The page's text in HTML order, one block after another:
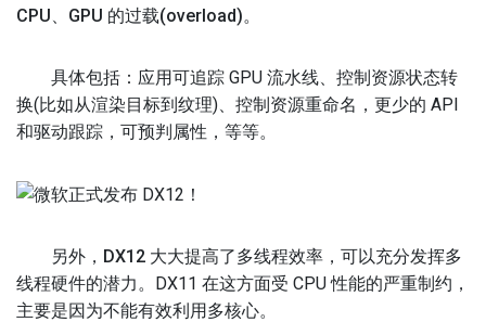
CPU、GPU 的过载(overload)。
具体包括：应用可追踪 GPU 流水线、控制资源状态转
换(比如从渲染目标到纹理)、控制资源重命名，更少的 API
和驱动跟踪，可预判属性，等等。
另外， DX12 大大提高了多线程效率，可以充分发挥多
线程硬件的潜力。 DX11 在这方面受 CPU 性能的严重制约，
主要是因为不能有效利用多核心。